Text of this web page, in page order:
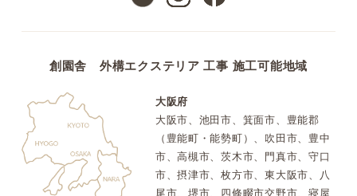
創園舎 外構エクステリア 工事 施工可能地域
大阪府
大阪市、池田市、箕面市、豊能郡
（豊能町・能勢町）、吹田市、豊中
市、高槻市、茨木市、門真市、守口
市、摂津市、枚方市、東大阪市、八
尾市、堺市、四條畷市交野市、寝屋